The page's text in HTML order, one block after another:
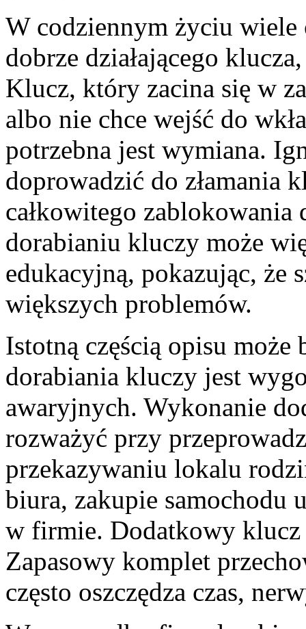
W codziennym życiu wiele
dobrze działającego
Klucz, który zacina się w
albo nie chce wejść do
potrzebna jest wymiana.
doprowadzić do złamania
całkowitego zablokowania
dorabianiu kluczy może
edukacyjną, pokazując, że
większych problemów.
Istotną częścią opisu może
dorabiania kluczy jest
awaryjnych. Wykonanie
rozważyć przy
przekazywaniu lokalu
biura, zakupie samochodu
w firmie. Dodatkowy klucz
Zapasowy komplet
często oszczędza czas,